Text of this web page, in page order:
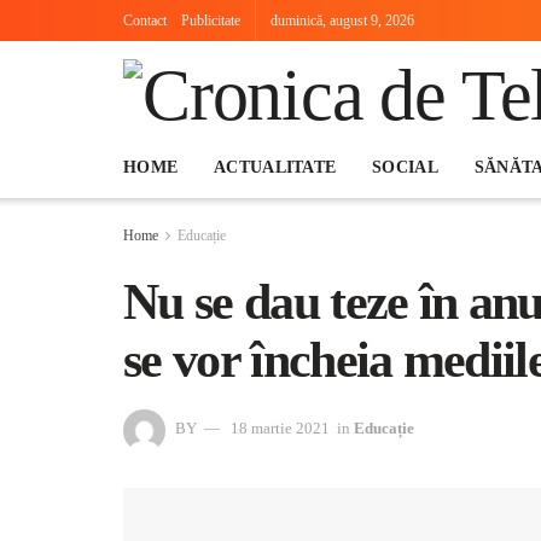
Contact Publicitate duminică, august 9, 2026
HOME ACTUALITATE SOCIAL
Home Educație
Nu se dau teze în
se vor încheia
BY 18 martie 2021 in Educație